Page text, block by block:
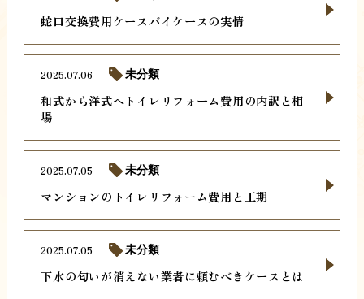
蛇口交換費用ケースバイケースの実情
和式から洋式へトイレリフォーム費用の内訳と相
場
2025.07.06 未分類
マンションのトイレリフォーム費用と工期
2025.07.05 未分類
下水の匂いが消えない業者に頼むべきケースとは
2025.07.05 未分類